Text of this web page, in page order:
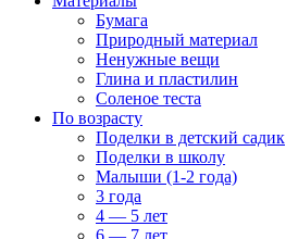
Бумага
Природный материал
Ненужные вещи
Глина и пластилин
Соленое теста
По возрасту
Поделки в детский садик
Поделки в школу
Малыши (1-2 года)
3 года
4 — 5 лет
6 — 7 лет